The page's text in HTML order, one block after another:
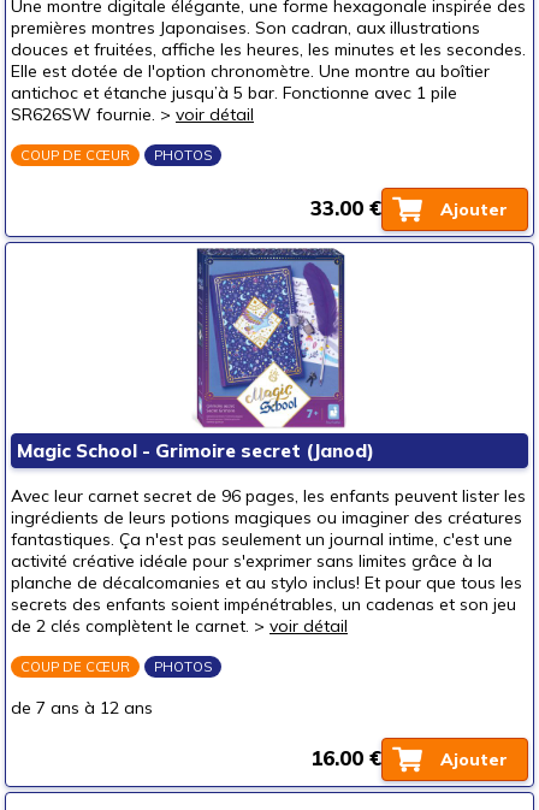
Cartables et sacs
Décoration
Mobilier
Mode
Montres
un p'tit bout (3-6 ans)
un junior (6-8 ans)
un jeune ado (8-12 ans)
(4)
un ado (12-16 ans)
un adulte (16 ans et +)
Prix
autour de 5 €
autour de 10 €
autour de 15 €
(1)
(2)
Une montre digitale élégante, une forme hexagonale inspirée des
premières montres Japonaises. Son cadran, aux illustrations
douces et fruitées, affiche les heures, les minutes et les secondes.
Elle est dotée de l'option chronomètre. Une montre au boîtier
antichoc et étanche jusqu’à 5 bar. Fonctionne avec 1 pile
SR626SW fournie. > voir détail
COUP DE CŒUR PHOTOS
Ajouter
33.00 €
Magic School - Grimoire secret (Janod)
Avec leur carnet secret de 96 pages, les enfants peuvent lister les
ingrédients de leurs potions magiques ou imaginer des créatures
fantastiques. Ça n'est pas seulement un journal intime, c'est une
activité créative idéale pour s'exprimer sans limites grâce à la
planche de décalcomanies et au stylo inclus! Et pour que tous les
secrets des enfants soient impénétrables, un cadenas et son jeu
de 2 clés complètent le carnet. > voir détail
COUP DE CŒUR PHOTOS
de 7 ans à 12 ans
Ajouter
16.00 €